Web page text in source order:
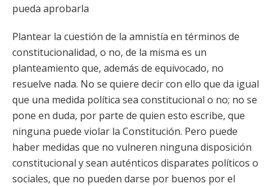
pueda aprobarla
Plantear la cuestión de la amnistía en términos de
constitucionalidad, o no, de la misma es un
planteamiento que, además de equivocado, no
resuelve nada. No se quiere decir con ello que da igual
que una medida política sea constitucional o no; no se
pone en duda, por parte de quien esto escribe, que
ninguna puede violar la Constitución. Pero puede
haber medidas que no vulneren ninguna disposición
constitucional y sean auténticos disparates políticos o
sociales, que no pueden darse por buenos por el